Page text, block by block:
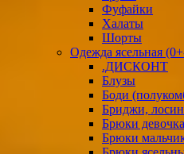
Фуфайки
Халаты
Шорты
Одежда ясельная
.ДИСКОНТ
Блузы
Боди
Бриджи,
Брюки
Брюки